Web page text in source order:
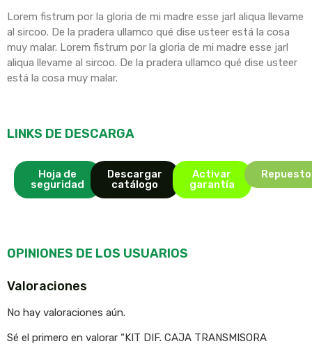
Lorem fistrum por la gloria de mi madre esse jarl aliqua llevame
al sircoo. De la pradera ullamco qué dise usteer está la cosa
muy malar. Lorem fistrum por la gloria de mi madre esse jarl
aliqua llevame al sircoo. De la pradera ullamco qué dise usteer
está la cosa muy malar.
LINKS DE DESCARGA
Hoja de
seguridad
Descargar
catálogo
Activar
garantía
OPINIONES DE LOS USUARIOS
Valoraciones
No hay valoraciones aún.
Sé el primero en valorar “KIT DIF. CAJA TRANSMISORA